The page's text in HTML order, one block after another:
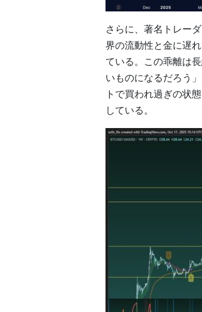
さらに、著名トレー
界の流動性と金に遅
ている。この乖離は
いものになるだろう
トで買われ過ぎの状
している。